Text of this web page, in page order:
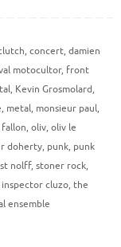
, concert, damien
motocultor, front
, Kevin Grosmolard,
, metal, monsieur paul,
, oliv, oliv le
doherty, punk, punk
st nolff, stoner rock,
cluzo, the
ensemble